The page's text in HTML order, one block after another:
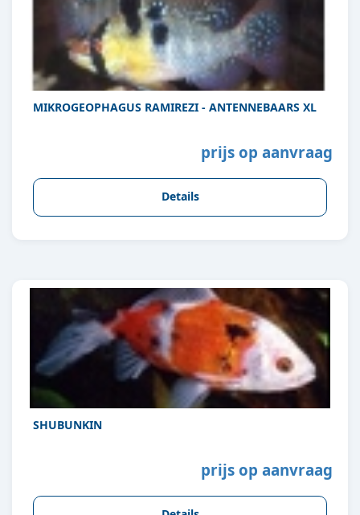
MIKROGEOPHAGUS RAMIREZI - ANTENNEBAARS XL
prijs op aanvraag
Details
SHUBUNKIN
prijs op aanvraag